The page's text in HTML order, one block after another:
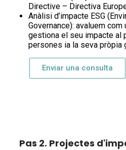
Directive – Directiva
Anàlisi d’impacte ESG
Governance): avaluem
gestiona el seu impacte al
persones ia la seva pròpia
Enviar una consulta
Pas 2. Projectes